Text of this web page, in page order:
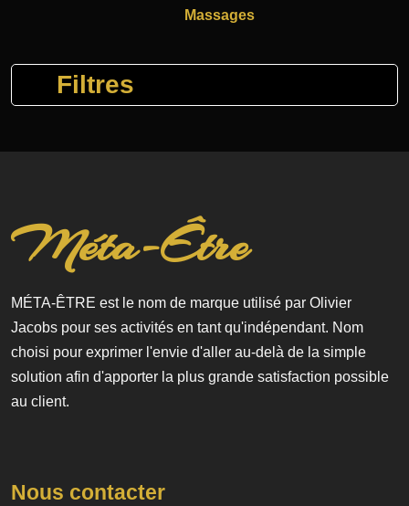
Massages
Filtres
Méta-Être
MÉTA-ÊTRE est le nom de marque utilisé par Olivier
Jacobs pour ses activités en tant qu'indépendant. Nom
choisi pour exprimer l'envie d'aller au-delà de la simple
solution afin d'apporter la plus grande satisfaction possible
au client.
Nous contacter